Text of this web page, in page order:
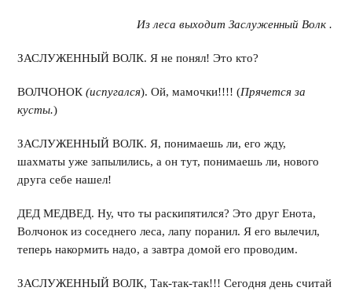
Из леса выходит Заслуженный Волк .
ЗАСЛУЖЕННЫЙ ВОЛК. Я не понял! Это кто?
ВОЛЧОНОК(испугался). Ой, мамочки!!!! (Прячется за
кусты.)
ЗАСЛУЖЕННЫЙ ВОЛК. Я, понимаешь ли, его жду,
шахматы уже запылились, а он тут, понимаешь ли, нового
друга себе нашел!
ДЕД МЕДВЕД. Ну, что ты раскипятился? Это друг Енота,
Волчонок из соседнего леса, лапу поранил. Я его вылечил,
теперь накормить надо, а завтра домой его проводим.
ЗАСЛУЖЕННЫЙ ВОЛК, Так-так-так!!! Сегодня день считай